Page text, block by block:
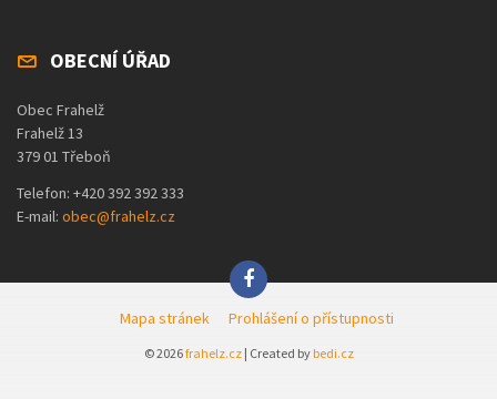
OBECNÍ ÚŘAD
Obec Frahelž
Frahelž 13
379 01 Třeboň
Telefon: +420 392 392 333
E-mail: obec@frahelz.cz
Mapa stránek Prohlášení o přístupnosti
© 2026frahelz.cz| Created bybedi.cz